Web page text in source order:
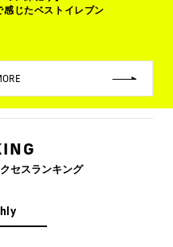
感じたベストイレブン
セスランキング